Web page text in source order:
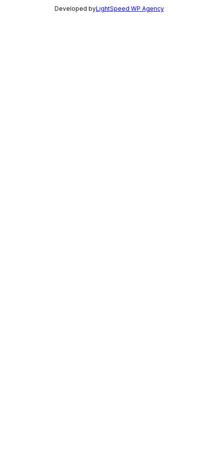
Developed byLightSpeed WP Agency